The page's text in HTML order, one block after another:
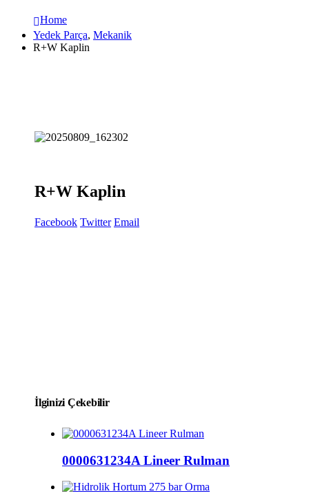
Home
Yedek Parça, Mekanik
R+W Kaplin
R+W Kaplin
Facebook Twitter Email
İlginizi Çekebilir
0000631234A Lineer Rulman